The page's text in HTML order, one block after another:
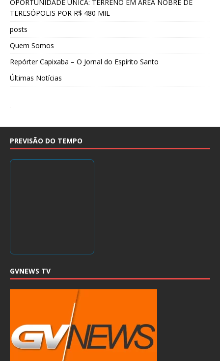
OPORTUNIDADE ÚNICA: TERRENO EM ÁREA NOBRE DE
TERESÓPOLIS POR R$ 480 MIL
posts
Quem Somos
Repórter Capixaba – O Jornal do Espírito Santo
Últimas Notícias
PREVISÃO DO TEMPO
GVNEWS TV